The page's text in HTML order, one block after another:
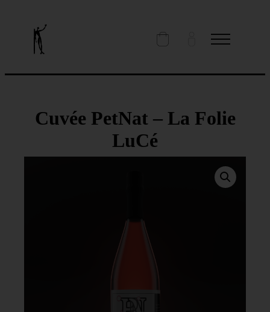
Cuvée PetNat – La Folie
LuCé